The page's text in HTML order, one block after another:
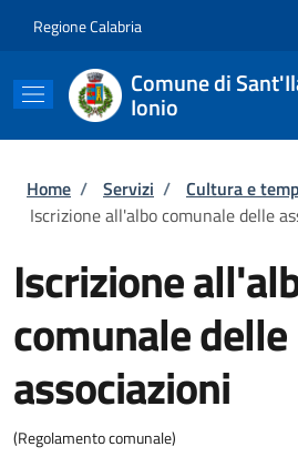
Regione Calabria
Comune di
Ionio
Briciole di pane
Home / Servizi / Cultura e
Iscrizione all'albo comunale delle
Iscrizione
comunale delle
associazioni
(Regolamento comunale)